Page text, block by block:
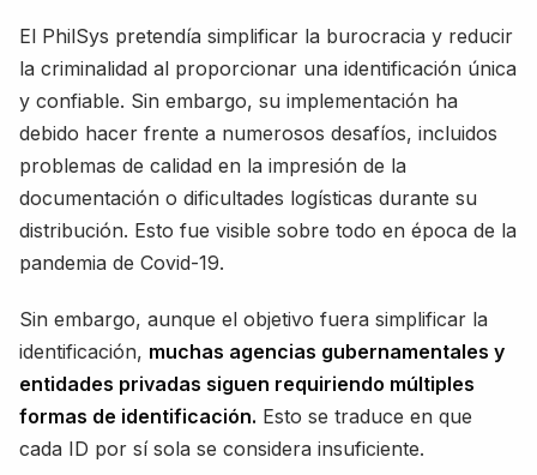
El PhilSys pretendía simplificar la burocracia y reducir
la criminalidad al proporcionar una identificación única
y confiable. Sin embargo, su implementación ha
debido hacer frente a numerosos desafíos, incluidos
problemas de calidad en la impresión de la
documentación o dificultades logísticas durante su
distribución. Esto fue visible sobre todo en época de la
pandemia de Covid-19.
Sin embargo, aunque el objetivo fuera simplificar la
identificación, muchas agencias gubernamentales y
entidades privadas siguen requiriendo múltiples
formas de identificación. Esto se traduce en que
cada ID por sí sola se considera insuficiente.